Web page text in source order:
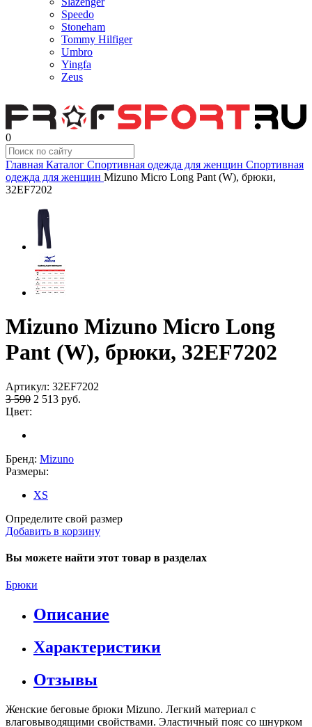
Speedo
Stoneham
Tommy Hilfiger
Umbro
Yingfa
Zeus
0
Главная Каталог Спортивная одежда для женщин Спортивная
одежда для женщин Mizuno Micro Long Pant (W), брюки,
32EF7202
Mizuno Mizuno Micro Long
Pant (W), брюки, 32EF7202
Артикул: 32EF7202
3 590 2 513 руб.
Цвет:
Бренд: Mizuno
Размеры:
XS
Определите свой размер
Добавить в корзину
Вы можете найти этот товар в разделах
Брюки
Описание
Характеристики
Отзывы
Женские беговые брюки Mizuno. Легкий материал с
влаговыводящими свойствами. Эластичный пояс со шнурком